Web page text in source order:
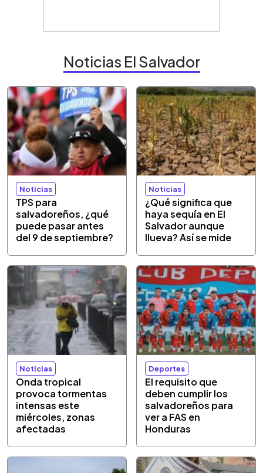
Noticias El Salvador
Noticias
TPS para
salvadoreños, ¿qué
puede pasar antes
del 9 de septiembre?
Noticias
¿Qué significa que
haya sequía en El
Salvador aunque
llueva? Así se mide
Noticias
Onda tropical
provoca tormentas
intensas este
miércoles, zonas
afectadas
Deportes
El requisito que
deben cumplir los
salvadoreños para
ver a FAS en
Honduras